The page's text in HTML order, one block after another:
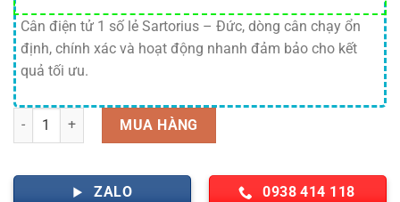
Cân điện tử 1 số lẻ Sartorius – Đức, dòng cân chạy ổn
định, chính xác và hoạt động nhanh đảm bảo cho kết
quả tối ưu.
Cân điện tử 1 số lẻ chuẩn nội ( 8200g x 0.1g) Entris 8201i-1S,
MUA HÀNG
ZALO 0938 414 118